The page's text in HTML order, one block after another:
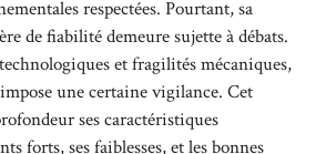
respectées. Pourtant, sa
de fiabilité demeure sujette à débats.
et fragilités mécaniques,
une certaine vigilance. Cet
ses caractéristiques
forts, ses faiblesses, et les bonnes